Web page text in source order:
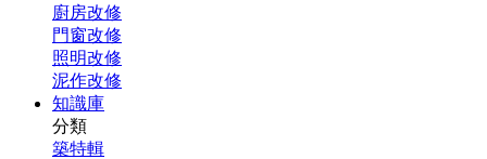
廚房改修
門窗改修
照明改修
泥作改修
知識庫
分類
築特輯